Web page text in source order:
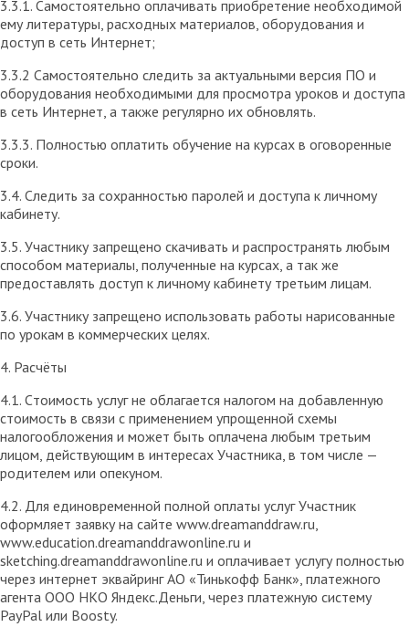
3.3.1. Cамостоятельно оплачивать приобретение необходимой
ему литературы, расходных материалов, оборудования и
доступ в сеть Интернет;
3.3.2 Самостоятельно следить за актуальными версия ПО и
оборудования необходимыми для просмотра уроков и доступа
в сеть Интернет, а также регулярно их обновлять.
3.3.3. Полностью оплатить обучение на курсах в оговоренные
сроки.
3.4. Следить за сохранностью паролей и доступа к личному
кабинету.
3.5. Участнику запрещено скачивать и распространять любым
способом материалы, полученные на курсах, а так же
предоставлять доступ к личному кабинету третьим лицам.
3.6. Участнику запрещено использовать работы нарисованные
по урокам в коммерческих целях.
4. Расчёты
4.1. Cтоимость услуг не облагается налогом на добавленную
стоимость в связи с применением упрощенной схемы
налогообложения и может быть оплачена любым третьим
лицом, действующим в интересах Участника, в том числе —
родителем или опекуном.
4.2. Для единовременной полной оплаты услуг Участник
оформляет заявку на сайте www.dreamanddraw.ru,
www.education.dreamanddrawonline.ru и
sketching.dreamanddrawonline.ru и оплачивает услугу полностью
через интернет эквайринг АО «Тинькофф Банк», платежного
агента ООО НКО Яндекс.Деньги, через платежную систему
PayPal или Boosty.